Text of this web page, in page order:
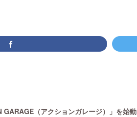
GARAGE（アクションガレージ）」を始動